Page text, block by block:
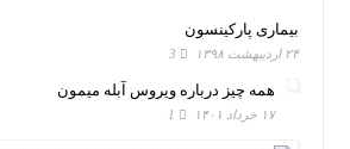
بیماری پارکینسون
۲۴ اردیبهشت ۱۳۹۸ 3
همه چیز درباره ویروس آبله میمون
۱۷ خرداد ۱۴۰۱ 1